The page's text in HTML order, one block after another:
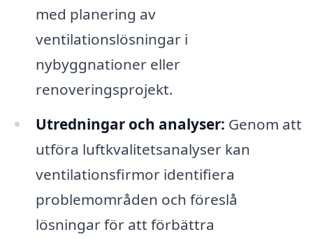
med planering av
ventilationslösningar i
nybyggnationer eller
renoveringsprojekt.
Utredningar och analyser: Genom att
utföra luftkvalitetsanalyser kan
ventilationsfirmor identifiera
problemområden och föreslå
lösningar för att förbättra